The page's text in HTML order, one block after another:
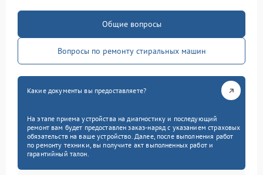
Общие вопросы
Вопросы по ремонту стиральных машин
Какие документы вы предоставляете?
На этапе приема устройства на диагностику и последующий
ремонт вам будет предоставлен заказ-наряд с указанием страховых
обязательств на ваше устройство. Далее, после выполнения работ
по ремонту техники, вы получите акт выполненных работ и
гарантийный талон.